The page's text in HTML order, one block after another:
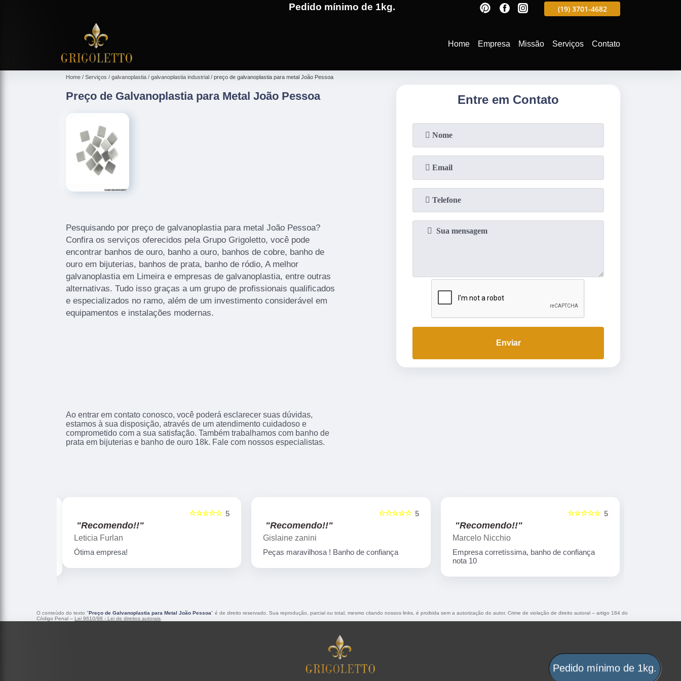
Pedido mínimo de 1kg.
(19)3701-4682 (19) 3701-4988 (19) 3701-4682
Home Empresa Missão Serviços Contato
Home Serviços galvanoplastia galvanoplastia industrial preço de galvanoplastia para metal João Pessoa
Preço de Galvanoplastia para Metal João Pessoa
Pesquisando por preço de galvanoplastia para metal João Pessoa?
Confira os serviços oferecidos pela Grupo Grigoletto, você pode
encontrar banhos de ouro, banho a ouro, banhos de cobre, banho de
ouro em bijuterias, banhos de prata, banho de ródio, A melhor
galvanoplastia em Limeira e empresas de galvanoplastia, entre outras
alternativas. Tudo isso graças a um grupo de profissionais qualificados
e especializados no ramo, além de um investimento considerável em
equipamentos e instalações modernas.
Ao entrar em contato conosco, você poderá esclarecer suas dúvidas,
estamos à sua disposição, através de um atendimento cuidadoso e
comprometido com a sua satisfação. Também trabalhamos com banho de
prata em bijuterias e banho de ouro 18k. Fale com nossos especialistas.
Entre em Contato
Enviar
☆☆☆☆☆
"Recomendo!!"
Gislaine zanini
Peças maravilhosa ! Banho de confiança
☆☆☆☆☆
"Recomendo!!"
Marcelo Nicchio
Empresa corretíssima, banho de confiança
☆☆☆☆☆
"Recomendo!!"
Leticia Furlan
Ótima empresa!
O conteúdo do texto "Preço de Galvanoplastia para Metal João Pessoa" é de direito reservado. Sua reprodução, parcial ou total, mesmo citando nossos links, é proibida sem a autorização do autor. Crime de violação de direito autoral – artigo 184 do
Código Penal – Lei 9610/98 - Lei de direitos autorais
Pedido mínimo de 1kg.